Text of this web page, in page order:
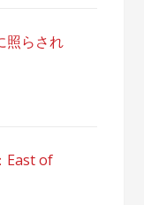
照らされ
East of